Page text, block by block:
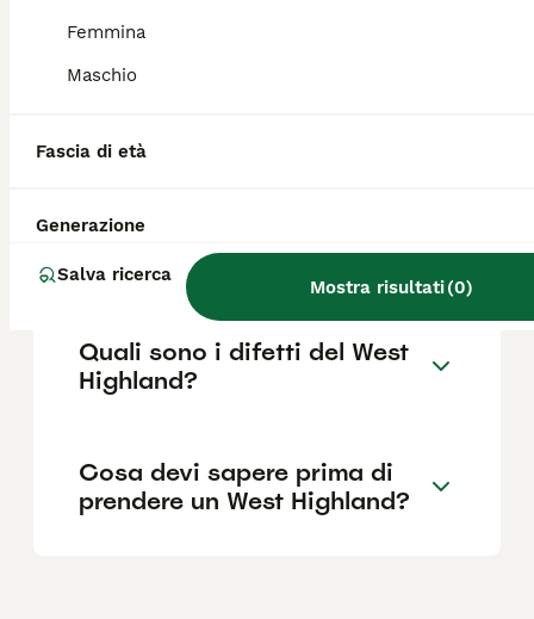
Femmina
Maschio
Fascia di età
Generazione
Salva ricerca
Mostra risultati(0)
reputazione dell'allevatore e la posizione.
West Highland?
Qual è il carattere del West
Highland?
Quali sono i difetti del West
Highland?
Cosa devi sapere prima di
prendere un West Highland?